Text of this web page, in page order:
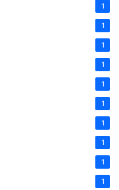
1
1
1
1
1
1
1
1
1
1